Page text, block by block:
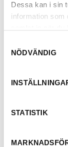
Dessa kan i sin
information som
NÖDVÄNDIG
STATISTIK
Kulturveckan i
Sagolika Sunne,